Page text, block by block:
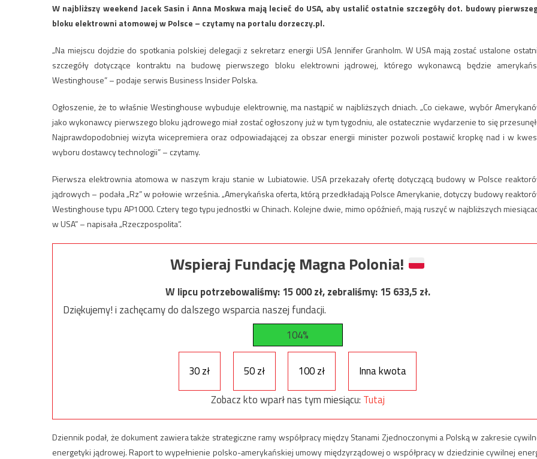
W najbliższy weekend Jacek Sasin i Anna Moskwa mają lecieć do USA, aby ustalić ostatnie szczegóły dot. budowy
bloku elektrowni atomowej w Polsce – czytamy na portalu dorzeczy.pl.
„Na miejscu dojdzie do spotkania polskiej delegacji z sekretarz energii USA Jennifer Granholm. W USA mają zostać ustalone
szczegóły dotyczące kontraktu na budowę pierwszego bloku elektrowni jądrowej, którego wykonawcą będzie
Westinghouse” – podaje serwis Business Insider Polska.
Ogłoszenie, że to właśnie Westinghouse wybuduje elektrownię, ma nastąpić w najbliższych dniach. „Co ciekawe, wybór
jako wykonawcy pierwszego bloku jądrowego miał zostać ogłoszony już w tym tygodniu, ale ostatecznie wydarzenie to się
Najprawdopodobniej wizyta wicepremiera oraz odpowiadającej za obszar energii minister pozwoli postawić kropkę nad i w
wyboru dostawcy technologii” – czytamy.
Pierwsza elektrownia atomowa w naszym kraju stanie w Lubiatowie. USA przekazały ofertę dotyczącą budowy w Polsce
jądrowych – podała „Rz” w połowie września. „Amerykańska oferta, którą przedkładają Polsce Amerykanie, dotyczy budowy
Westinghouse typu AP1000. Cztery tego typu jednostki w Chinach. Kolejne dwie, mimo opóźnień, mają ruszyć w najbliższych
w USA” – napisała „Rzeczpospolita”.
Wspieraj Fundację Magna Polonia!
W lipcu potrzebowaliśmy:15 000zł, zebraliśmy:15 633,5zł.
Dziękujemy! i zachęcamy do dalszego wsparcia naszej fundacji.
104%
30 zł 50 zł 100 zł
Inna kwota
Zobacz kto wparł nas tym miesiącu: Tutaj
Dziennik podał, że dokument zawiera także strategiczne ramy współpracy między Stanami Zjednoczonymi a Polską w zakresie
energetyki jądrowej. Raport to wypełnienie polsko-amerykańskiej umowy międzyrządowej o współpracy w dziedzinie cywilnej